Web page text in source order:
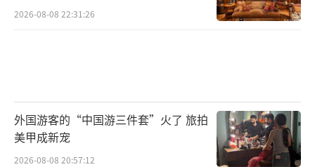
2026-08-08 22:31:26
外国游客的“中国游三件套”火了 旅拍
美甲成新宠
2026-08-08 20:57:12